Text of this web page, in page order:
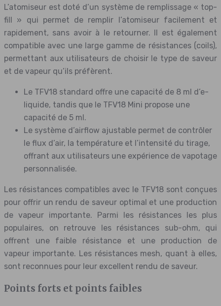
L’atomiseur est doté d’un système de remplissage « top-
fill » qui permet de remplir l’atomiseur facilement et
rapidement, sans avoir à le retourner. Il est également
compatible avec une large gamme de résistances (coils),
permettant aux utilisateurs de choisir le type de saveur
et de vapeur qu’ils préfèrent.
Le TFV18 standard offre une capacité de 8 ml d’e-
liquide, tandis que le TFV18 Mini propose une
capacité de 5 ml.
Le système d’airflow ajustable permet de contrôler
le flux d’air, la température et l’intensité du tirage,
offrant aux utilisateurs une expérience de vapotage
personnalisée.
Les résistances compatibles avec le TFV18 sont conçues
pour offrir un rendu de saveur optimal et une production
de vapeur importante. Parmi les résistances les plus
populaires, on retrouve les résistances sub-ohm, qui
offrent une faible résistance et une production de
vapeur importante. Les résistances mesh, quant à elles,
sont reconnues pour leur excellent rendu de saveur.
Points forts et points faibles